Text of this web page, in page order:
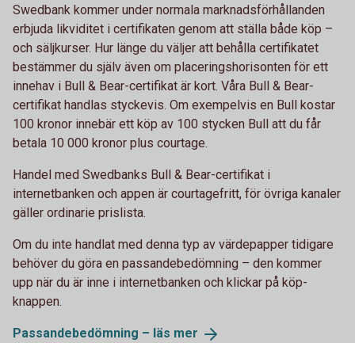
Swedbank kommer under normala marknadsförhållanden
erbjuda likviditet i certifikaten genom att ställa både köp –
och säljkurser. Hur länge du väljer att behålla certifikatet
bestämmer du själv även om placeringshorisonten för ett
innehav i Bull & Bear-certifikat är kort. Våra Bull & Bear-
certifikat handlas styckevis. Om exempelvis en Bull kostar
100 kronor innebär ett köp av 100 stycken Bull att du får
betala 10 000 kronor plus courtage.
Handel med Swedbanks Bull & Bear-certifikat i
internetbanken och appen är courtagefritt, för övriga kanaler
gäller ordinarie prislista.
Om du inte handlat med denna typ av värdepapper tidigare
behöver du göra en passandebedömning – den kommer
upp när du är inne i internetbanken och klickar på köp-
knappen.
Passandebedömning – läs mer